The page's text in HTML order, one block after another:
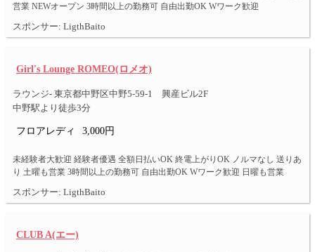
営業 NEWオープン 3時間以上の勤務可 自由出勤OK Wワーク歓迎
スポンサー: LigthBaito
Girl's Lounge ROMEO(ロメオ)
ラウンジ- 東京都中野区中野5-59-1 興産ビル2F
中野駅より徒歩3分
フロアレディ 3,000円
未経験者大歓迎 経験者優遇 全額日払いOK 終電上がりOK ノルマなし 送りあ
り 土曜も営業 3時間以上の勤務可 自由出勤OK Wワーク歓迎 日曜も営業
スポンサー: LigthBaito
CLUB A(エー)